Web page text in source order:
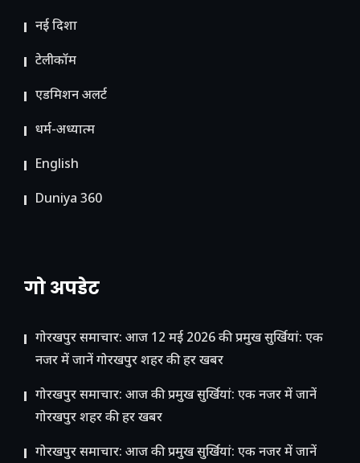
नई दिशा
टेलीकॉम
ए​डमिशन अलर्ट
धर्म-अध्यात्म
English
Duniya 360
गो अपडेट
गोरखपुर समाचार: आज 12 मई 2026 की प्रमुख सुर्खियां: एक
नजर में जानें गोरखपुर शहर की हर खबर
गोरखपुर समाचार: आज की प्रमुख सुर्खियां: एक नजर में जानें
गोरखपुर शहर की हर खबर
गोरखपुर समाचार: आज की प्रमुख सुर्खियां: एक नजर में जानें